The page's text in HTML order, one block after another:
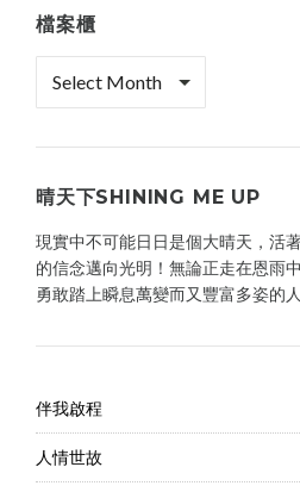
檔案櫃
晴天下SHINING ME UP
現實中不可能日日是個大晴天，活
的信念邁向光明！無論正走在恩雨
勇敢踏上瞬息萬變而又豐富多姿的
伴我啟程
人情世故